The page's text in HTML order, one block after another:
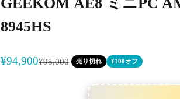
8945HS
セール価格
¥94,900通常価格
¥95,000 売り切れ ¥100オフ